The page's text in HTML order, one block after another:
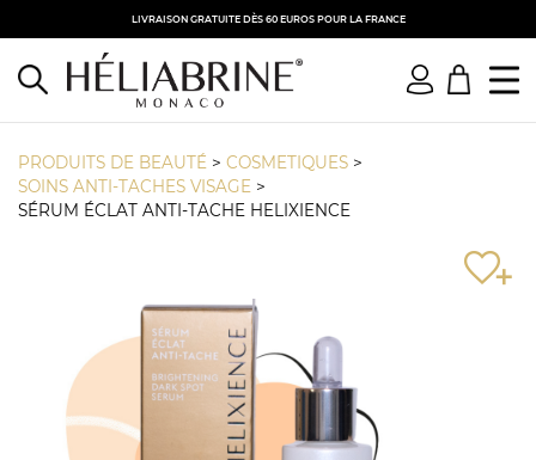
LIVRAISON GRATUITE DÈS 60 EUROS POUR LA FRANCE
PRODUITS DE BEAUTÉ > COSMETIQUES >
SOINS ANTI-TACHES VISAGE >
SÉRUM ÉCLAT ANTI-TACHE HELIXIENCE